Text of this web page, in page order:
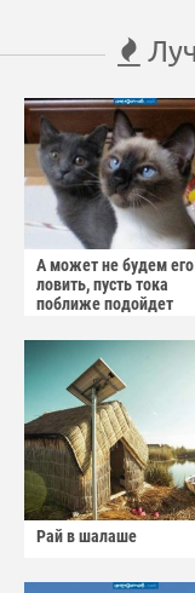
А может не будем его
ловить, пусть тока
поближе подойдет
Рай в шалаше